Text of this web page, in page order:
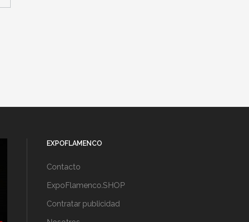
EXPOFLAMENCO
Contacto
ExpoFlamenco.SHOP
Contratar publicidad